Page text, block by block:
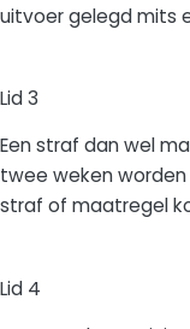
uitvoer gelegd mits
Lid 3
Een straf dan wel
twee weken
straf of maatregel
Lid 4